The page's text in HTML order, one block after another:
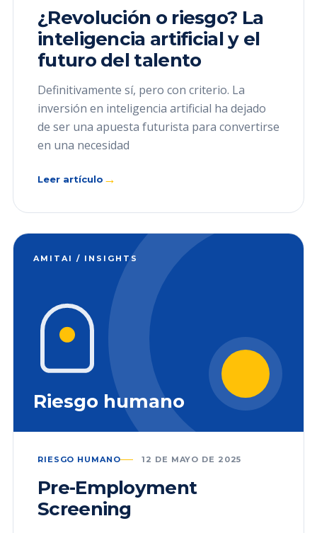
¿Revolución o riesgo? La
inteligencia artificial y el
futuro del talento
Definitivamente sí, pero con criterio. La
inversión en inteligencia artificial ha dejado
de ser una apuesta futurista para convertirse
en una necesidad
Leer artículo →
AMITAI / INSIGHTS
Riesgo humano
RIESGO HUMANO 12 DE MAYO DE 2025
Pre-Employment
Screening